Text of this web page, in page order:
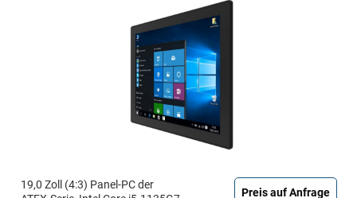
19,0 Zoll (4:3) Panel-PC der
Preis auf Anfrage